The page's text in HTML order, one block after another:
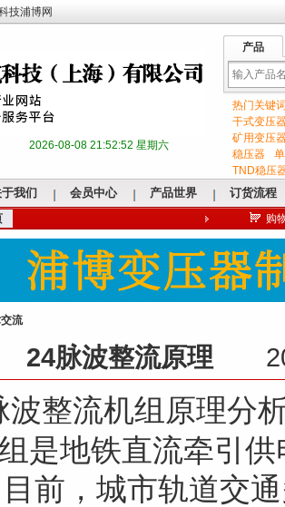
技浦博网
2026-08-08 21:52:53 星期六
产品
输
键
热门关键
干式变压
矿用变压
稳压器
TND稳压
于我们 会员中心 产品世界 订货流程
购
流
24脉波整流原理
波整流机组原理分
是地铁直流牵引
前，城市轨道交